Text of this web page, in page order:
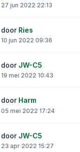
27 jun 2022 22:13
door Ries
10 jun 2022 09:36
door JW-C5
19 mei 2022 10:43
door Harm
05 mei 2022 17:24
door JW-C5
23 apr 2022 15:27